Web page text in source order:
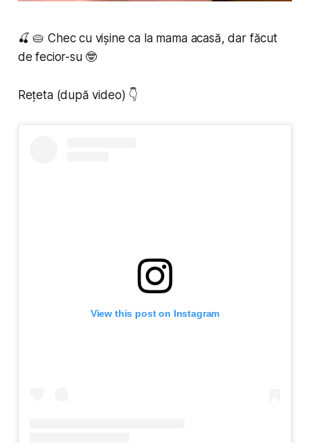
🍒 🥧 Chec cu vișine ca la mama acasă, dar făcut
de fecior-su 🤓
Rețeta (după video) 👇
View this post on Instagram